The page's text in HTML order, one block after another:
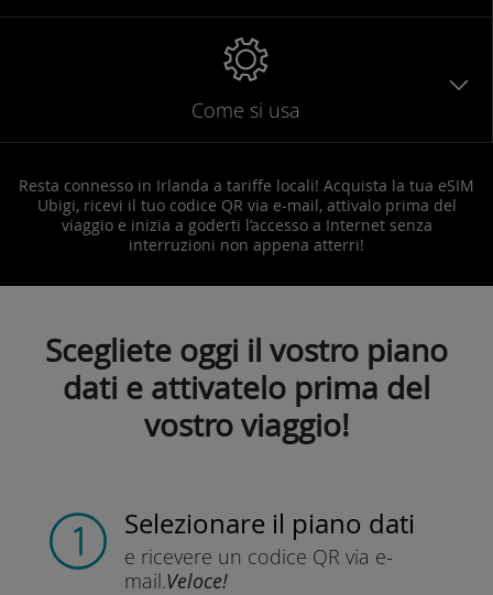
Come si usa
Resta connesso in Irlanda a tariffe locali! Acquista la tua eSIM
Ubigi, ricevi il tuo codice QR via e-mail, attivalo prima del
viaggio e inizia a goderti l’accesso a Internet senza
interruzioni non appena atterri!
Scegliete oggi il vostro piano
dati e attivatelo prima del
vostro viaggio!
Selezionare il piano dati
e ricevere un codice QR via e-
mail.Veloce!